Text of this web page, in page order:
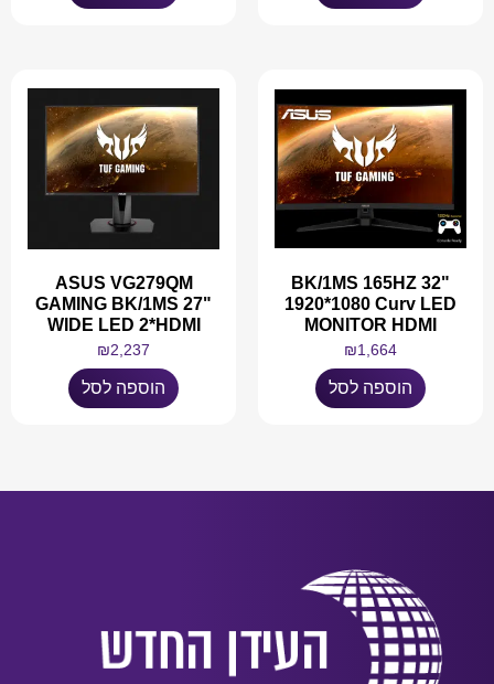
BK/1MS 165HZ 32"
1920*1080 Curv LED
MONITOR HDMI
₪1,664
הוספה לסל
ASUS VG279QM
GAMING BK/1MS 27"
WIDE LED 2*HDMI
₪2,237
הוספה לסל